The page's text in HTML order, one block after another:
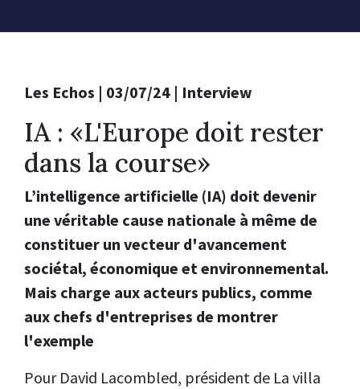
Les Echos | 03/07/24 | Interview
IA : «L'Europe doit rester
dans la course»
L’intelligence artificielle (IA) doit devenir
une véritable cause nationale à même de
constituer un vecteur d'avancement
sociétal, économique et environnemental.
Mais charge aux acteurs publics, comme
aux chefs d'entreprises de montrer
l'exemple
Pour David Lacombled, président de La villa